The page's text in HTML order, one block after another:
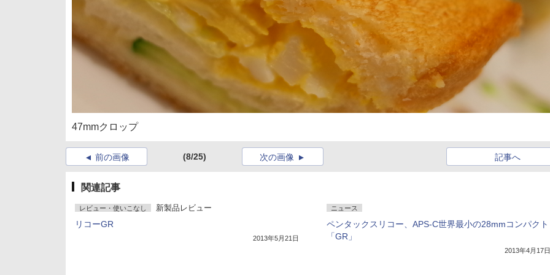
47mmクロップ
前の画像 (8/25) 記事へ
次の画像
関連記事
レビュー・使いこなし 新製品レビュー
リコーGR
2013年5月21日
ニュース
ペンタックスリコー、APS-C世界最小の28mmコンパクト
「GR」
2013年4月17日